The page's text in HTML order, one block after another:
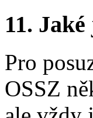
11.
Pro
OSSZ